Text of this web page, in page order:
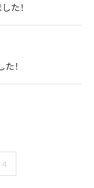
た！
！
4